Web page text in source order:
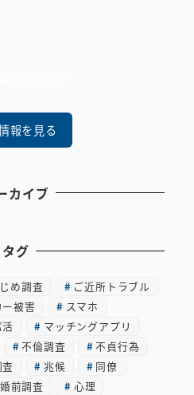
報を見る
カイブ
タグ
め調査
ご近所トラブル
被害
スマホ
マッチングアプリ
不倫調査
不貞行為
兆候
同僚
婚前調査
心理